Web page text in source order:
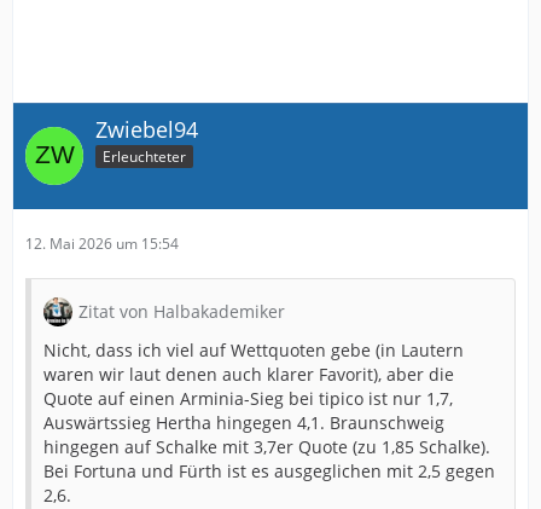
Zwiebel94
Erleuchteter
12. Mai 2026 um 15:54
Zitat von Halbakademiker
Nicht, dass ich viel auf Wettquoten gebe (in Lautern
waren wir laut denen auch klarer Favorit), aber die
Quote auf einen Arminia-Sieg bei tipico ist nur 1,7,
Auswärtssieg Hertha hingegen 4,1. Braunschweig
hingegen auf Schalke mit 3,7er Quote (zu 1,85 Schalke).
Bei Fortuna und Fürth ist es ausgeglichen mit 2,5 gegen
2,6.